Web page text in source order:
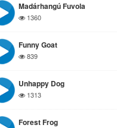
Madárhangú Fuvola
1360
Funny Goat
839
Unhappy Dog
1313
Forest Frog